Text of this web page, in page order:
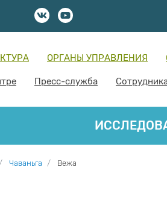
ОРГАНЫ УПРАВЛЕНИЯ
Пресс-служба
Чаваньга Вежа